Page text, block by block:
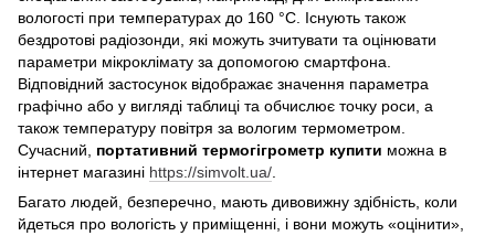
вологості при температурах до 160 °C. Існують також
бездротові радіозонди, які можуть зчитувати та оцінювати
параметри мікроклімату за допомогою смартфона.
Відповідний застосунок відображає значення параметра
графічно або у вигляді таблиці та обчислює точку роси, а
також температуру повітря за вологим термометром.
Сучасний, портативний термогігрометр купити можна в
інтернет магазині https://simvolt.ua/.
Багато людей, безперечно, мають дивовижну здібність, коли
йдеться про вологість у приміщенні, і вони можуть «оцінити»,